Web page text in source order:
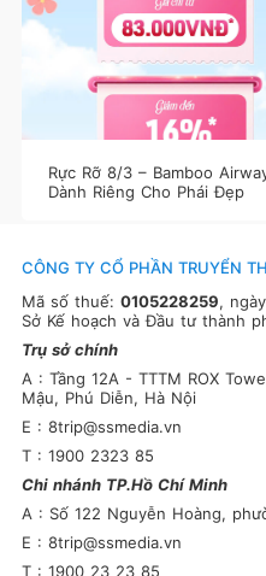
Rực Rỡ 8/3 – Bamboo
Dành Riêng Cho Phái Đẹp
CÔNG TY CỔ PHẦN TRUYỂN
Mã số thuế: 0105228259,
Sở Kế hoạch và Đầu tư thành
Trụ sở chính
A : Tầng 12A - TTTM ROX
Mậu, Phú Diễn, Hà Nội
E : 8trip@ssmedia.vn
T : 1900 2323 85
Chi nhánh TP.Hồ Chí Minh
A : Số 122 Nguyễn Hoàng,
E : 8trip@ssmedia.vn
T : 1900 23 23 85